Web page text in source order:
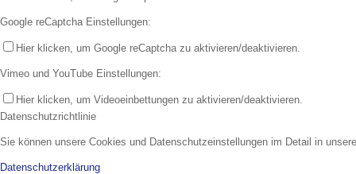
Google reCaptcha Einstellungen:
Hier klicken, um Google reCaptcha zu aktivieren/deaktivieren.
Vimeo und YouTube Einstellungen:
Hier klicken, um Videoeinbettungen zu aktivieren/deaktivieren.
Datenschutzrichtlinie
Sie können unsere Cookies und Datenschutzeinstellungen im Detail in
Datenschutzerklärung